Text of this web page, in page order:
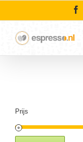
Prijs